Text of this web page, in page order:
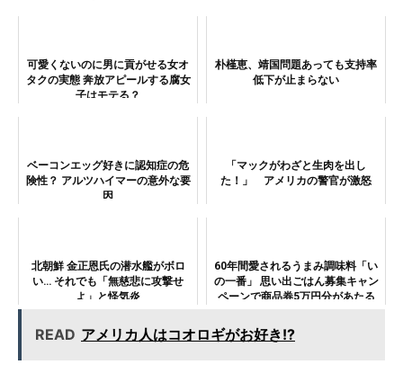
可愛くないのに男に貢がせる女オ
タクの実態 奔放アピールする腐女
子はモテる？
朴槿恵、靖国問題あっても支持率
低下が止まらない
ベーコンエッグ好きに認知症の危
険性？ アルツハイマーの意外な要
因
「マックがわざと生肉を出し
た！」 アメリカの警官が激怒
北朝鮮 金正恩氏の潜水艦がボロ
い… それでも「無慈悲に攻撃せ
よ」と怪気炎
60年間愛されるうまみ調味料「い
の一番」 思い出ごはん募集キャン
ペーンで商品券5万円分があたる
READ アメリカ人はコオロギがお好き!?